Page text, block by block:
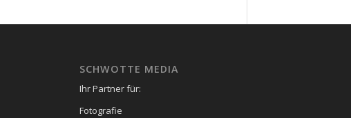
SCHWOTTE MEDIA
Ihr Partner für:
Fotografie